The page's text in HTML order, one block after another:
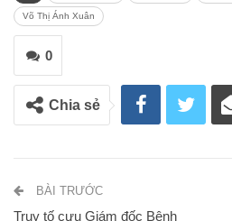
Võ Thị Ánh Xuân
0
Chia sẻ
BÀI TRƯỚC
Truy tố cựu Giám đốc Bệnh